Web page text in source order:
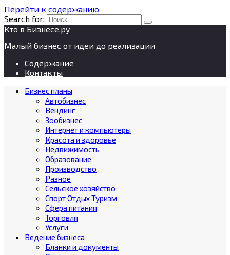
Перейти к содержанию
Search for:
Кто в Бизнесе.ру
Малый бизнес от идеи до реализации
Содержание
Контакты
Бизнес планы
Автобизнес
Вендинг
Зообизнес
Интернет и компьютеры
Красота и здоровье
Недвижимость
Образование
Производство
Разное
Сельское хозяйство
Спорт Отдых Туризм
Сфера питания
Торговля
Услуги
Ведение бизнеса
Бланки и документы